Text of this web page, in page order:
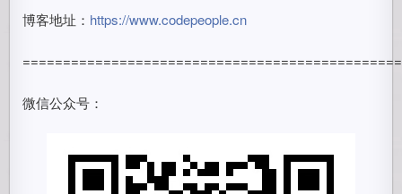
博客地址： https://www.codepeople.cn
微信公众号：